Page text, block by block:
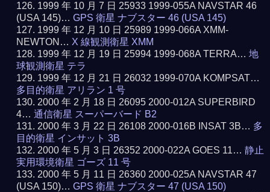
1999 年 10 月 7 日 25933 1999-055A NAVSTAR 46
(USA 145)…GPS 衛星 ナブスター 46 (USA 145)
1999 年 12 月 10 日 25989 1999-066A XMM-
NEWTON… X 線観測衛星 XMM
1999 年 12 月 19 日 25994 1999-068A TERRA…地
球観測衛星 テラ
1999 年 12 月 21 日 26032 1999-070A KOMPSAT…
多目的衛星 アリラン 1 号
2000 年 2 月 18 日 26095 2000-012A SUPERBIRD
4…通信衛星 スーパーバード B2
2000 年 3 月 22 日 26108 2000-016B INSAT 3B… 多
目的衛星 インサット 3B
2000 年 5 月 3 日 26352 2000-022A GOES 11…静止
実用環境衛星 ゴーズ 11 号
2000 年 5 月 11 日 26360 2000-025A NAVSTAR 47
(USA 150)…GPS 衛星 ナブスター 47 (USA 150)